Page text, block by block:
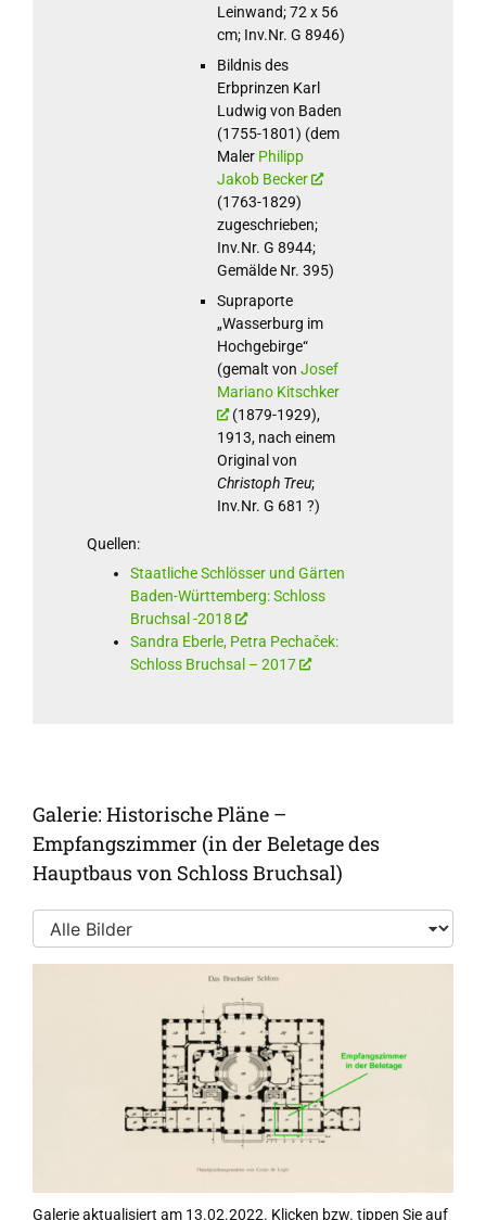
Leinwand; 72 x 56
cm; Inv.Nr. G 8946)
Bildnis des
Erbprinzen Karl
Ludwig von Baden
(1755-1801) (dem
Maler Philipp
Jakob Becker
(1763-1829)
zugeschrieben;
Inv.Nr. G 8944;
Gemälde Nr. 395)
Supraporte
„Wasserburg im
Hochgebirge“
(gemalt von Josef
Mariano Kitschker
(1879-1929),
1913, nach einem
Original von
Christoph Treu;
Inv.Nr. G 681 ?)
Quellen:
Staatliche Schlösser und Gärten
Baden-Württemberg: Schloss
Bruchsal -2018
Sandra Eberle, Petra Pechaček:
Schloss Bruchsal – 2017
Galerie: Historische Pläne –
Empfangszimmer (in der Beletage des
Hauptbaus von Schloss Bruchsal)
Galerie aktualisiert am 13.02.2022. Klicken bzw. tippen Sie auf